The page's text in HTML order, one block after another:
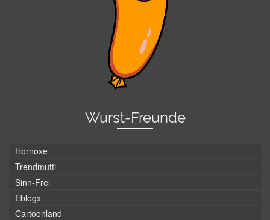
Wurst-Freunde
Hornoxe
Trendmutti
Sinn-Frei
Eblogx
Cartoonland